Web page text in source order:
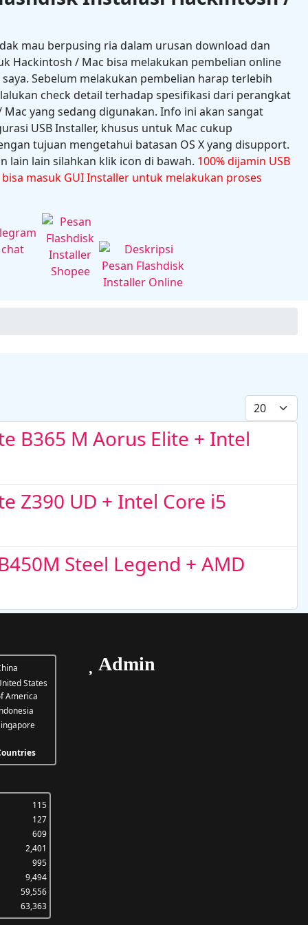
mau berpusing ria dalam urusan download dan
Hackintosh / Mac bisa melakukan pembelian online
Sebelum melakukan pembelian harap terlebih
check detail terhadap spesifikasi dari perangkat
Mac yang sedang digunakan. Info ini akan sangat
USB Installer, khusus untuk Mac cukup
tujuan mengetahui batasan OS X yang disupport.
lain lain silahkan klik icon di bawah. 100% dijamin USB
masuk GUI Installer untuk melakukan proses
Display #
B365 M Aorus Elite + Intel
Z390 UD + Intel Core i5
Steel Legend + AMD
States
America
115
127
609
2,401
995
9,494
59,556
63,363
Admin